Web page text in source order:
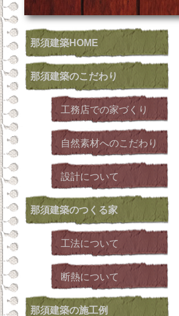
那須建築HOME
那須建築のこだわり
工務店での家づくり
自然素材へのこだわり
設計について
那須建築のつくる家
工法について
断熱について
那須建築の施工例